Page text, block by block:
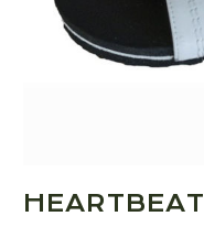
HEARTBEAT